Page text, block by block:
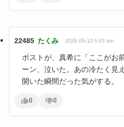
22485 たくみ 2026-05-10 5:43 am
ポストが、真希に「ここがお
ーン、泣いた。あの冷たく見
開いた瞬間だった気がする。
0 0